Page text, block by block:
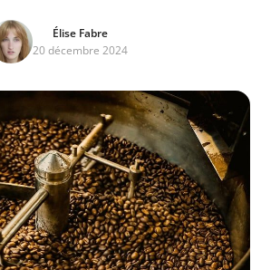
Élise Fabre
20 décembre 2024